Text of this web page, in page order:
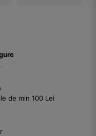
de min 100 Lei